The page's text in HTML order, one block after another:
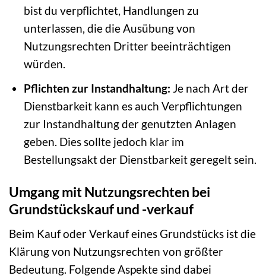
bist du verpflichtet, Handlungen zu
unterlassen, die die Ausübung von
Nutzungsrechten Dritter beeinträchtigen
würden.
Pflichten zur Instandhaltung: Je nach Art der
Dienstbarkeit kann es auch Verpflichtungen
zur Instandhaltung der genutzten Anlagen
geben. Dies sollte jedoch klar im
Bestellungsakt der Dienstbarkeit geregelt sein.
Umgang mit Nutzungsrechten bei
Grundstückskauf und -verkauf
Beim Kauf oder Verkauf eines Grundstücks ist die
Klärung von Nutzungsrechten von größter
Bedeutung. Folgende Aspekte sind dabei